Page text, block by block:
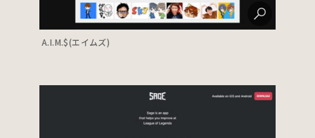
A.I.M.$(エイムズ)